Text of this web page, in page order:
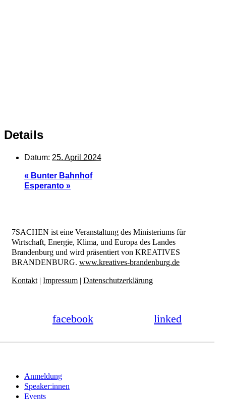
Details
Datum: 25. April 2024
« Bunter Bahnhof
Esperanto »
7SACHEN ist eine Veranstaltung des Ministeriums für
Wirtschaft, Energie, Klima, und Europa des Landes
Brandenburg und wird präsentiert von KREATIVES
BRANDENBURG. www.kreatives-brandenburg.de
Kontakt | Impressum | Datenschutzerklärung
facebook linked
Close
Menu
Anmeldung
Speaker:innen
Events